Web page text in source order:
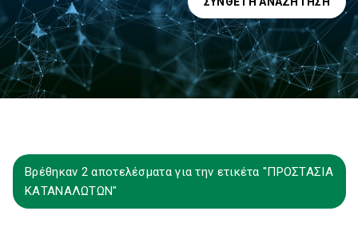
Βρέθηκαν 2 αποτελέσματα για την ετικέτα "ΠΡΟΣΤΑΣΙΑ
ΚΑΤΑΝΑΛΩΤΩΝ"